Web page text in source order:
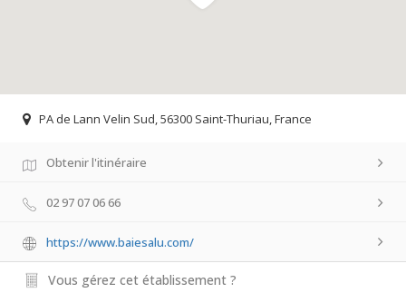
PA de Lann Velin Sud, 56300 Saint-Thuriau, France
Obtenir l'itinéraire
02 97 07 06 66
https://www.baiesalu.com/
Vous gérez cet établissement ?